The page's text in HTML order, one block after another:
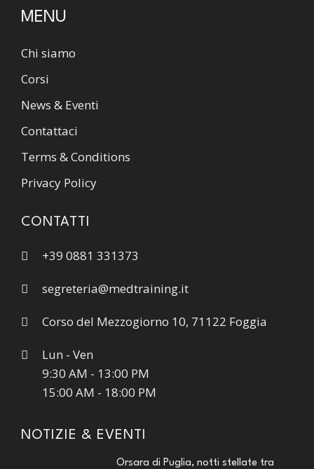
MENU
Chi siamo
Corsi
News & Eventi
Contattaci
Terms & Conditions
Privacy Policy
CONTATTI
+39 0881 331373
segreteria@medtraining.it
Corso del Mezzogiorno 10, 71122 Foggia
Lun - Ven
9:30 AM - 13:00 PM
15:00 AM - 18:00 PM
NOTIZIE & EVENTI
Orsara di Puglia, notti stellate tra